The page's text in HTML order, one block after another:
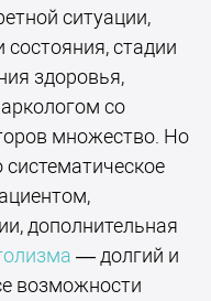
ситуации,
состояния, стадии
здоровья,
со
множество. Но
дополнительная
— долгий и
возможности